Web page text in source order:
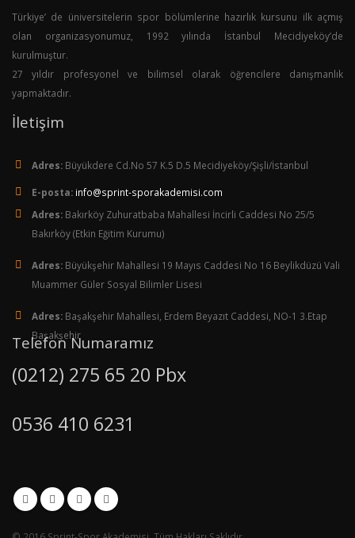
Türkiye’ de üniversitelerin spor bölümlerine hazırlık kursunu ilk açmış
olan organizasyonumuz, 1992 yılında İstanbul Mecidiyeköy’de
kurulmuştur.
27 yıldır profesyonel ve bilimsel olarak öğrencilere danışmanlık
yapmaktadır.
İletişim
Adres: Büyükdere Cd.No 57 K.5 D.5 Mecidiyeköy/Şişli/İstanbul
E-posta: info@sprint-sporakademisi.com
Adres: Bakırköy Zuhuratbaba Mahallesi İncirli Caddesi No 25/5
Bakırköy (Etkin Eğitim Kurumu)
Adres: Büyükşehir Mahallesi 19 Mayıs Caddesi No 16 Beylikdüzü Vali
Muammer Güler Sosyal Bilimler Lisesi
Adres: Başakşehir Mahallesi, Erdem Beyazıt Caddesi, NO-1 3.Etap
Başakşehir
Telefon Numaramız
(0212) 275 65 20 Pbx
0536 410 6231